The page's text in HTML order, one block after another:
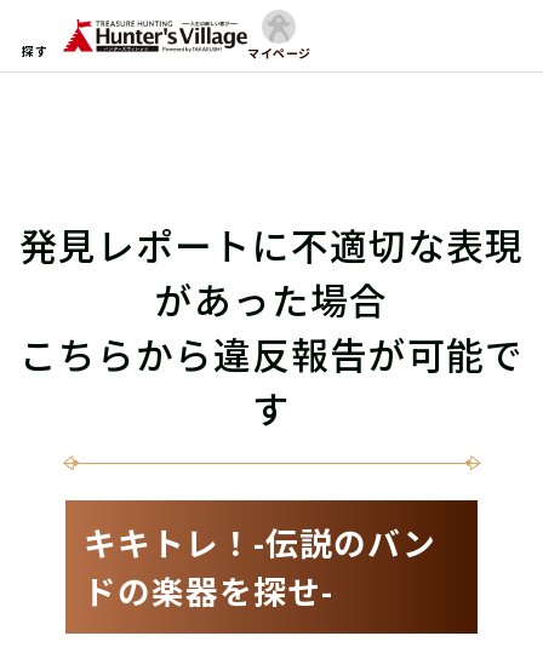
探す マイページ
発見レポートに不適切な表現
があった場合
こちらから違反報告が可能で
す
キキトレ！-伝説のバン
ドの楽器を探せ-